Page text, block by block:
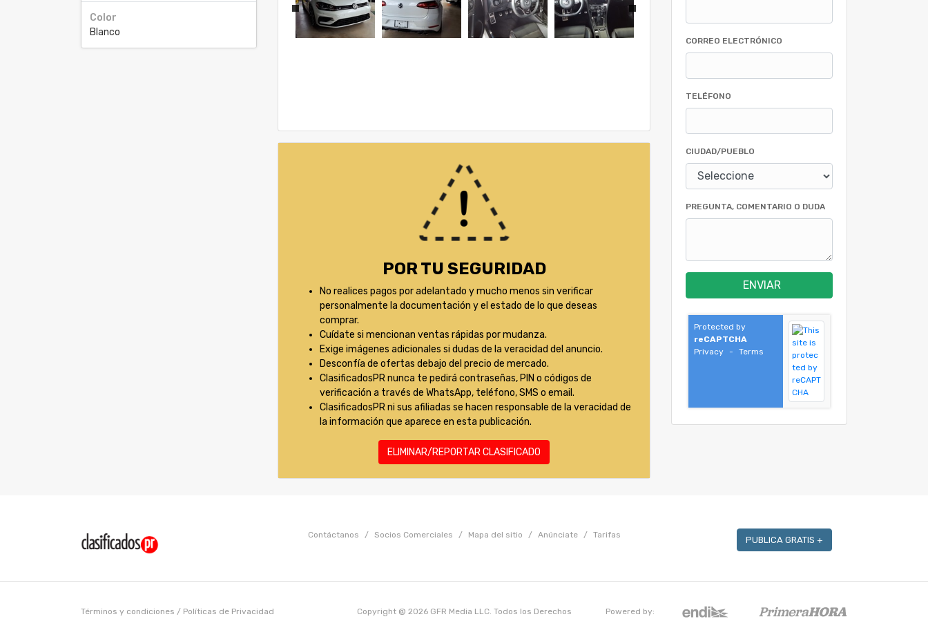
Color
Blanco
POR TU SEGURIDAD
No realices pagos por adelantado y mucho menos sin verificar
personalmente la documentación y el estado de lo que deseas
comprar.
Cuídate si mencionan ventas rápidas por mudanza.
Exige imágenes adicionales si dudas de la veracidad del anuncio.
Desconfía de ofertas debajo del precio de mercado.
ClasificadosPR nunca te pedirá contraseñas, PIN o códigos de
verificación a través de WhatsApp, teléfono, SMS o email.
ClasificadosPR ni sus afiliadas se hacen responsable de la veracidad de
la información que aparece en esta publicación.
ELIMINAR/REPORTAR CLASIFICADO
CORREO ELECTRÓNICO
TELÉFONO
CIUDAD/PUEBLO
PREGUNTA, COMENTARIO O DUDA
ENVIAR
Protected by
reCAPTCHA
Privacy
- Terms
Contáctanos / Socios Comerciales / Mapa del sitio / Anúnciate / Tarifas PUBLICA GRATIS +
Términos y condiciones / Políticas de Privacidad
Copyright @ 2026 GFR Media LLC. Todos los Derechos
Powered by: